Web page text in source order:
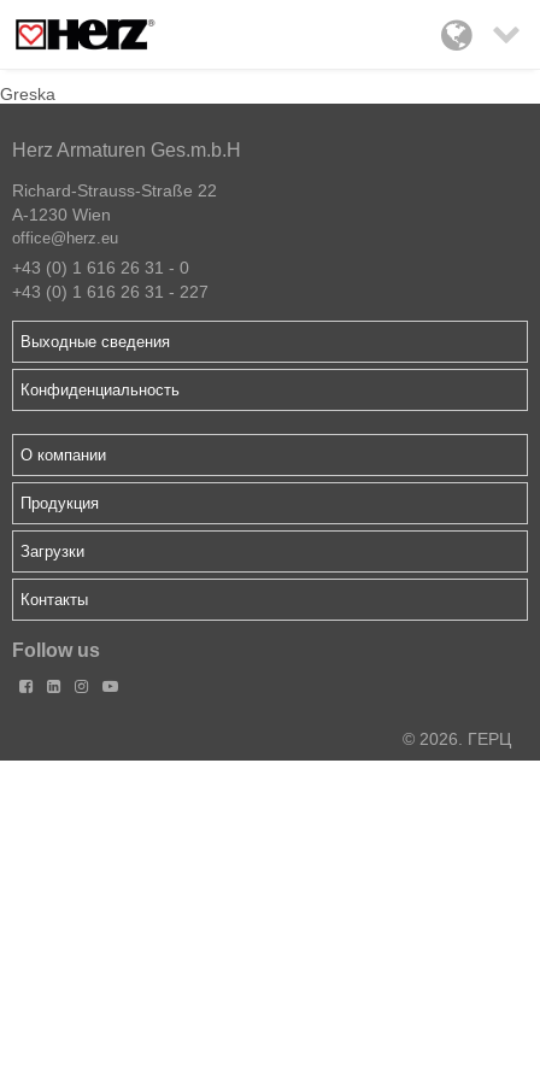

Greska
Herz Armaturen Ges.m.b.H
Richard-Strauss-Straße 22
A-1230 Wien
office@herz.eu
+43 (0) 1 616 26 31 - 0
+43 (0) 1 616 26 31 - 227
Выходные сведения
Конфиденциальность
О компании
Продукция
Загрузки
Контакты
Follow us
   
© 2026. ГЕРЦ